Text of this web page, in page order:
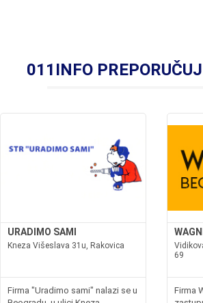
011INFO
URADIMO SAMI
Kneza Višeslava 31u, Rakovica
Firma "Uradimo sami" nalazi se u
69
Firma